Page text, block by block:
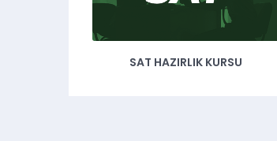
SAT HAZIRLIK KURSU